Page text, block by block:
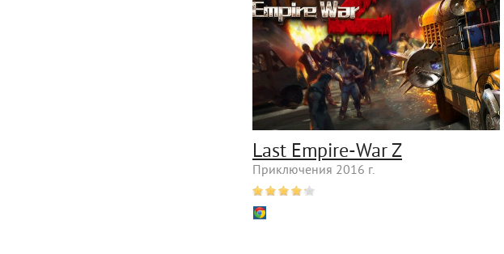
Last Empire-War Z
Приключения 2016 г.